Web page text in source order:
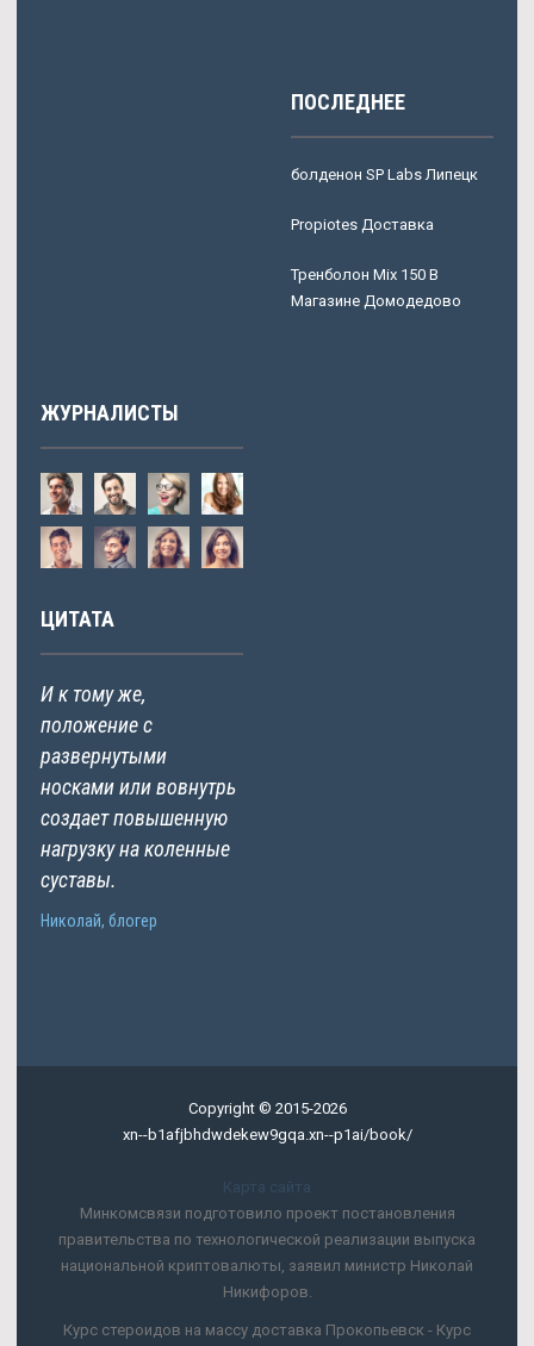
ПОСЛЕДНЕЕ
болденон SP Labs Липецк
Propiotes Доставка
Тренболон Mix 150 В
Магазине Домодедово
ЖУРНАЛИСТЫ
ЦИТАТА
И к тому же,
положение с
развернутыми
носками или вовнутрь
создает повышенную
нагрузку на коленные
суставы.
Николай, блогер
Copyright © 2015-2026
xn--b1afjbhdwdekew9gqa.xn--p1ai/book/
Карта сайта
Минкомсвязи подготовило проект постановления
правительства по технологической реализации выпуска
национальной криптовалюты, заявил министр Николай
Никифоров.
Курс стероидов на массу доставка Прокопьевск - Курс